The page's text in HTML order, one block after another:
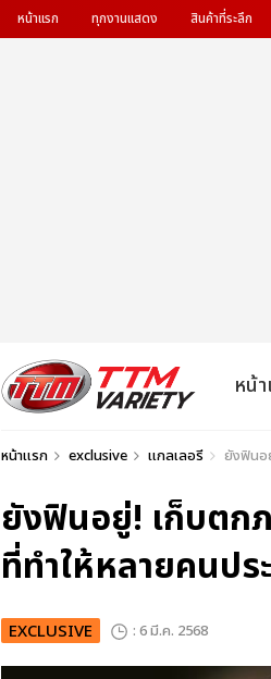
หน้าแรก ทุกงานแสดง สินค้าที่ระลึก
หน้
หน้าแรก exclusive แกลเลอรี ยังฟินอ
ยังฟินอยู่! เก็บตก
ที่ทำให้หลายคนปร
EXCLUSIVE : 6 มี.ค. 2568